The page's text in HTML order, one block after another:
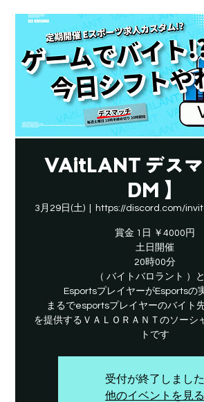
VAitLANT デスマ
DM 】
3月29日(土) https://discord.com/
賞金 1日 ￥4000円
土日開催
20時00分
（ バイトバロラント ）
EsportsプレイヤーがEsportsの
まるでesportsプレイヤーのバイト
を提供するＶＡＬＯＲＡＮＴのソーシ
トです
受付が終了しました
他のイベントを見る